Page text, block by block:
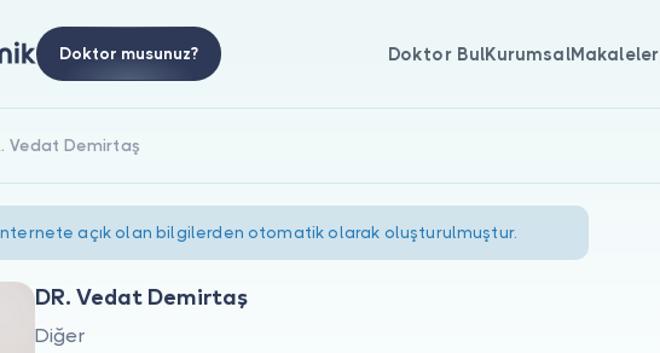
Doktor musunuz? Doktor BulKurumsalMakaleler
Vedat Demirtaş
açık olan bilgilerden otomatik olarak oluşturulmuştur.
DR. Vedat Demirtaş
Diğer